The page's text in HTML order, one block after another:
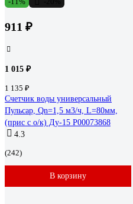
911 ₽
1 015 ₽
1 135 ₽
Счетчик воды универсальный
Пульсар, Qn=1,5 м3/ч, L=80мм,
(прис с о/к) Ду-15 Р00073868
4.3
(242)
В корзину